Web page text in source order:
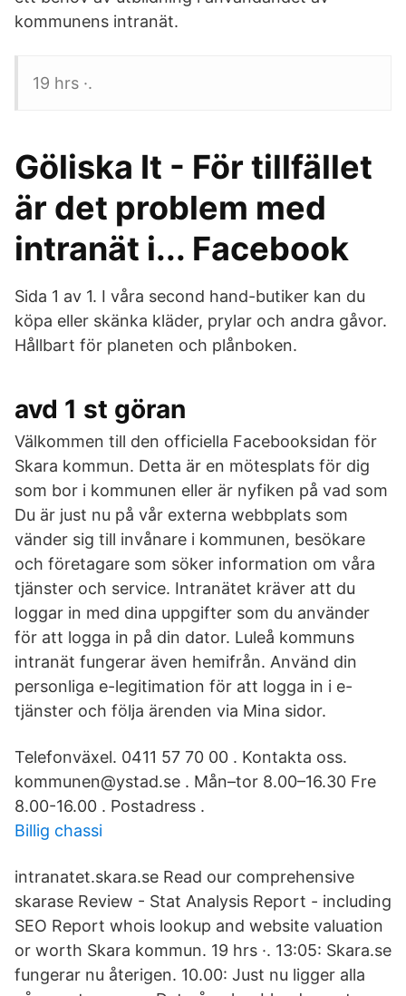
kommunens intranät.
19 hrs ·.
Göliska It - För tillfället
är det problem med
intranät i... Facebook
Sida 1 av 1. I våra second hand-butiker kan du
köpa eller skänka kläder, prylar och andra gåvor.
Hållbart för planeten och plånboken.
avd 1 st göran
Välkommen till den officiella Facebooksidan för
Skara kommun. Detta är en mötesplats för dig
som bor i kommunen eller är nyfiken på vad som
Du är just nu på vår externa webbplats som
vänder sig till invånare i kommunen, besökare
och företagare som söker information om våra
tjänster och service. Intranätet kräver att du
loggar in med dina uppgifter som du använder
för att logga in på din dator. Luleå kommuns
intranät fungerar även hemifrån. Använd din
personliga e-legitimation för att logga in i e-
tjänster och följa ärenden via Mina sidor.
Telefonväxel. 0411 57 70 00 . Kontakta oss.
kommunen@ystad.se . Mån–tor 8.00–16.30 Fre
8.00-16.00 . Postadress .
Billig chassi
intranatet.skara.se Read our comprehensive
skarase Review - Stat Analysis Report - including
SEO Report whois lookup and website valuation
or worth Skara kommun. 19 hrs ·. 13:05: Skara.se
fungerar nu återigen. 10.00: Just nu ligger alla